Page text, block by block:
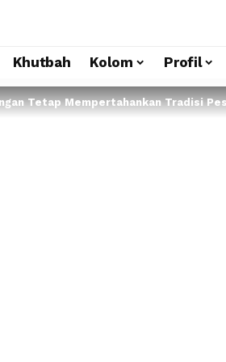
Khutbah Kolom Profil
Tetap Mempertahankan Tradisi